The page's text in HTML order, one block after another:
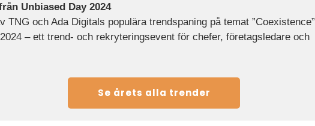
Unbiased Day 2024
TNG och Ada Digitals populära trendspaning på temat ”Coexistence”
– ett trend- och rekryteringsevent för chefer, företagsledare och
Se årets alla trender